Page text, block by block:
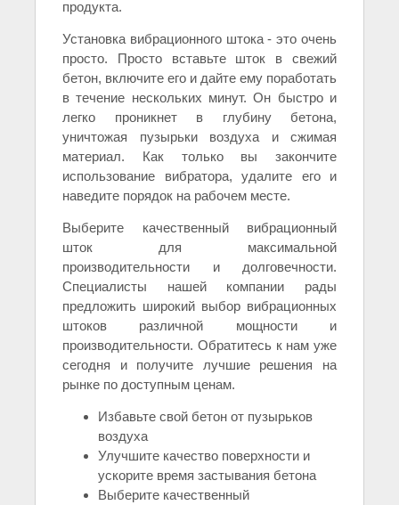
продукта.
Установка вибрационного штока - это очень
просто. Просто вставьте шток в свежий
бетон, включите его и дайте ему поработать
в течение нескольких минут. Он быстро и
легко проникнет в глубину бетона,
уничтожая пузырьки воздуха и сжимая
материал. Как только вы закончите
использование вибратора, удалите его и
наведите порядок на рабочем месте.
Выберите качественный вибрационный
шток для максимальной
производительности и долговечности.
Специалисты нашей компании рады
предложить широкий выбор вибрационных
штоков различной мощности и
производительности. Обратитесь к нам уже
сегодня и получите лучшие решения на
рынке по доступным ценам.
Избавьте свой бетон от пузырьков
воздуха
Улучшите качество поверхности и
ускорите время застывания бетона
Выберите качественный